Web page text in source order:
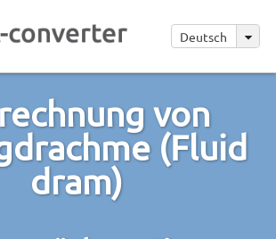
Deutsch
von
(Fluid
dram)